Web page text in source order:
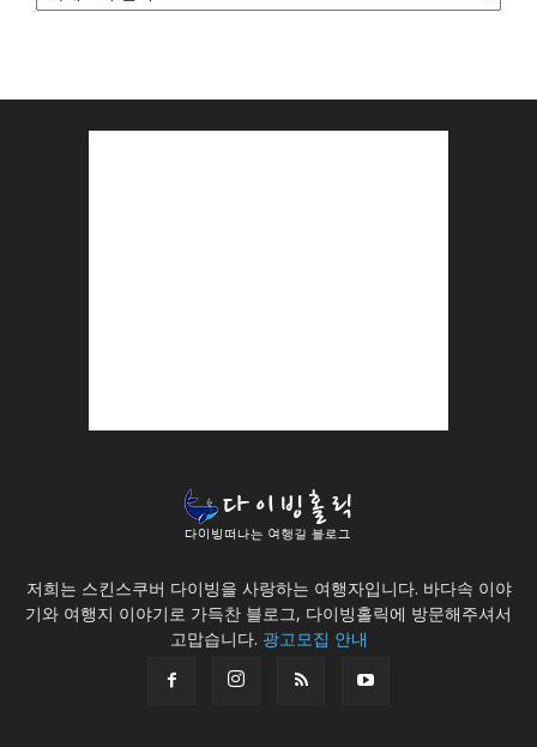
저희는 스킨스쿠버 다이빙을 사랑하는 여행자입니다. 바다속 이야
기와 여행지 이야기로 가득찬 블로그, 다이빙홀릭에 방문해주셔서
고맙습니다. 광고모집 안내